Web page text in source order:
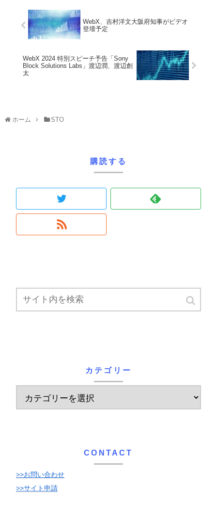
WebX、吉村洋文大阪府知事がビデオ
登壇予定
WebX 2024 特別スピーチ予告「Sony
Block Solutions Labs」渡辺潤、渡辺創
太
ホーム STO
購読する
カテゴリー
CONTACT
>>お問い合わせ
>>サイト申請